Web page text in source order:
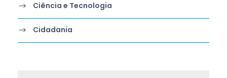
Ciência e Tecnologia
Cidadania